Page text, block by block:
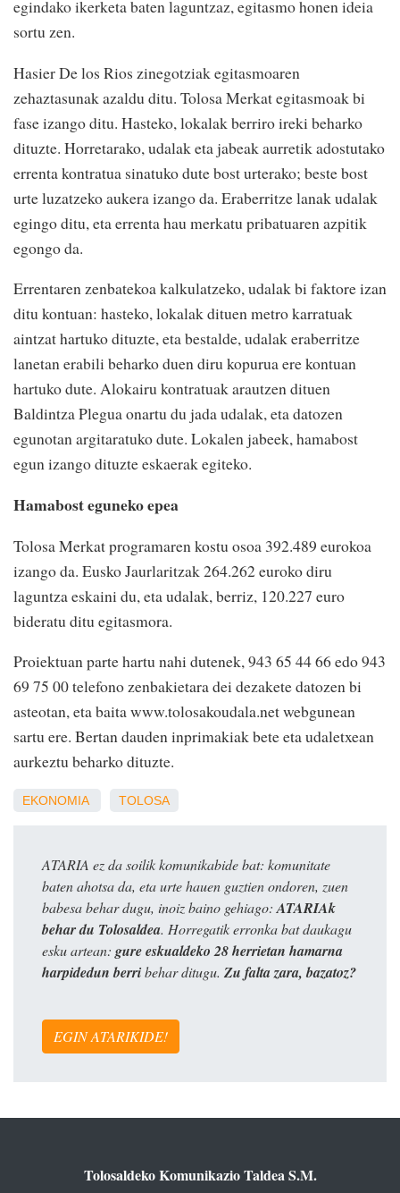
egindako ikerketa baten laguntzaz, egitasmo honen ideia
sortu zen.
Hasier De los Rios zinegotziak egitasmoaren
zehaztasunak azaldu ditu. Tolosa Merkat egitasmoak bi
fase izango ditu. Hasteko, lokalak berriro ireki beharko
dituzte. Horretarako, udalak eta jabeak aurretik adostutako
errenta kontratua sinatuko dute bost urterako; beste bost
urte luzatzeko aukera izango da. Eraberritze lanak udalak
egingo ditu, eta errenta hau merkatu pribatuaren azpitik
egongo da.
Errentaren zenbatekoa kalkulatzeko, udalak bi faktore izan
ditu kontuan: hasteko, lokalak dituen metro karratuak
aintzat hartuko dituzte, eta bestalde, udalak eraberritze
lanetan erabili beharko duen diru kopurua ere kontuan
hartuko dute. Alokairu kontratuak arautzen dituen
Baldintza Plegua onartu du jada udalak, eta datozen
egunotan argitaratuko dute. Lokalen jabeek, hamabost
egun izango dituzte eskaerak egiteko.
Hamabost eguneko epea
Tolosa Merkat programaren kostu osoa 392.489 eurokoa
izango da. Eusko Jaurlaritzak 264.262 euroko diru
laguntza eskaini du, eta udalak, berriz, 120.227 euro
bideratu ditu egitasmora.
Proiektuan parte hartu nahi dutenek, 943 65 44 66 edo 943
69 75 00 telefono zenbakietara dei dezakete datozen bi
asteotan, eta baita www.tolosakoudala.net webgunean
sartu ere. Bertan dauden inprimakiak bete eta udaletxean
aurkeztu beharko dituzte.
EKONOMIA TOLOSA
ATARIA ez da soilik komunikabide bat: komunitate
baten ahotsa da, eta urte hauen guztien ondoren, zuen
babesa behar dugu, inoiz baino gehiago: ATARIAk
behar du Tolosaldea. Horregatik erronka bat daukagu
esku artean: gure eskualdeko 28 herrietan hamarna
harpidedun berribehar ditugu. Zu falta zara, bazatoz?
EGIN ATARIKIDE!
Tolosaldeko Komunikazio Taldea S.M.